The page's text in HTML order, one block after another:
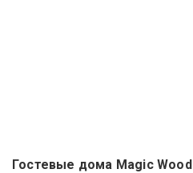
Гостевые дома Magic Wood